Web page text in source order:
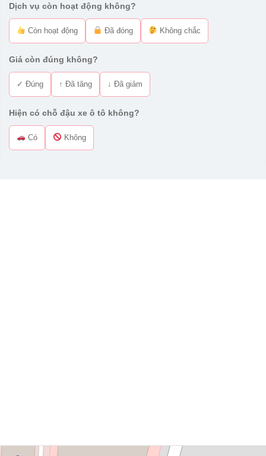
Dịch vụ còn hoạt động không?
Còn hoạt động Đã đóng Không chắc
Giá còn đúng không?
✓ Đúng ↑ Đã tăng ↓ Đã giảm
Hiện có chỗ đậu xe ô tô không?
Có Không